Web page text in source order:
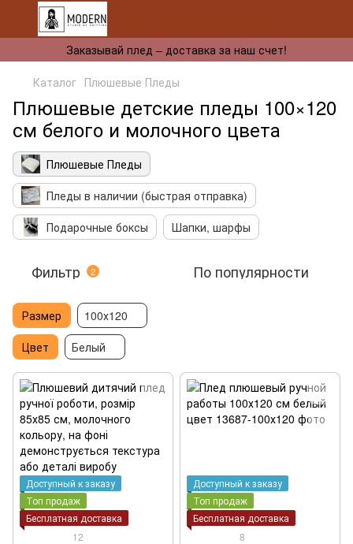
Заказывай плед – доставка за наш счет!
Каталог Плюшевые Пледы
Плюшевые детские пледы 100×120
см белого и молочного цвета
Плюшевые Пледы
Пледы в наличии (быстрая отправка)
Подарочные боксы
Шапки, шарфы
Фильтр 2 По популярности
Размер
100х120
Цвет
Белый
Доступный к заказу
Топ продаж
Бесплатная доставка
12
Доступный к заказу
Топ продаж
Бесплатная доставка
8